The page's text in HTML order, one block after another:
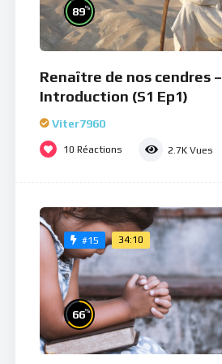
89%
Renaître de nos cendres –
Introduction (S1 Ep1)
Viter7960
10 Réactions 2.7K Vues
#15 34:10
66%